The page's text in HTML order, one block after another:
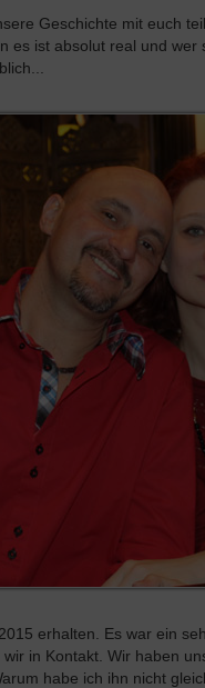
Geschichte mit euch
es ist absolut real und
erhalten. Es war ein
in Kontakt. Wir haben
habe ich ihn nicht